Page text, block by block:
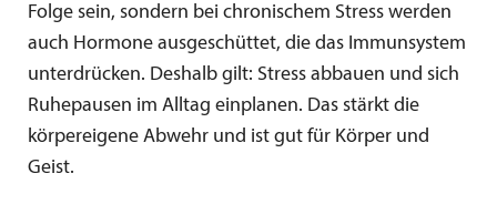
Folge sein, sondern bei chronischem Stress werden
auch Hormone ausgeschüttet, die das Immunsystem
unterdrücken. Deshalb gilt: Stress abbauen und sich
Ruhepausen im Alltag einplanen. Das stärkt die
körpereigene Abwehr und ist gut für Körper und
Geist.